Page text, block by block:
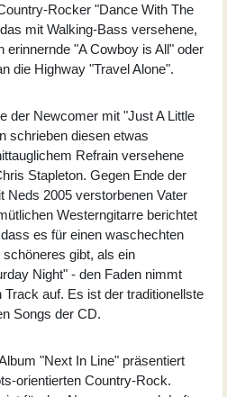
Rocker "Dance With The
mit Walking-Bass versehene,
erinnernde "A Cowboy is All" oder
die Highway "Travel Alone".
der Newcomer mit "Just A Little
schrieben diesen etwas
Refrain versehene
Stapleton. Gegen Ende der
Neds 2005 verstorbenen Vater
Westerngitarre berichtet
es für einen waschechten
gibt, als ein
Night" - den Faden nimmt
auf. Es ist der traditionellste
Songs der CD.
"Next In Line" präsentiert
orientierten Country-Rock.